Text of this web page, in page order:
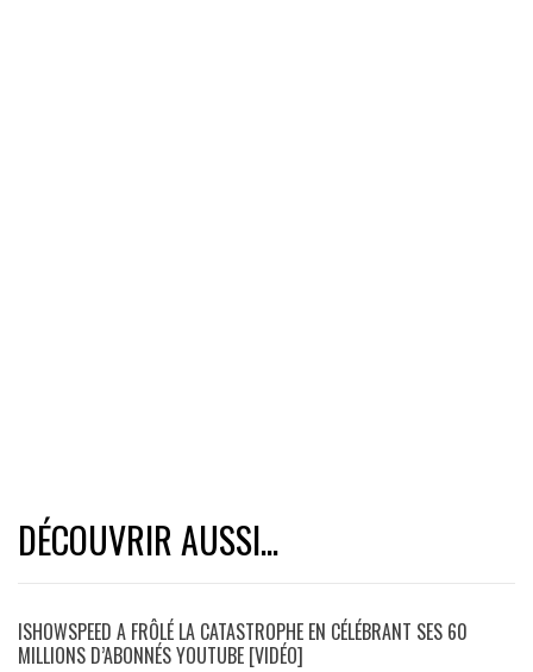
DÉCOUVRIR AUSSI...
ISHOWSPEED A FRÔLÉ LA CATASTROPHE EN CÉLÉBRANT SES 60
MILLIONS D’ABONNÉS YOUTUBE [VIDÉO]